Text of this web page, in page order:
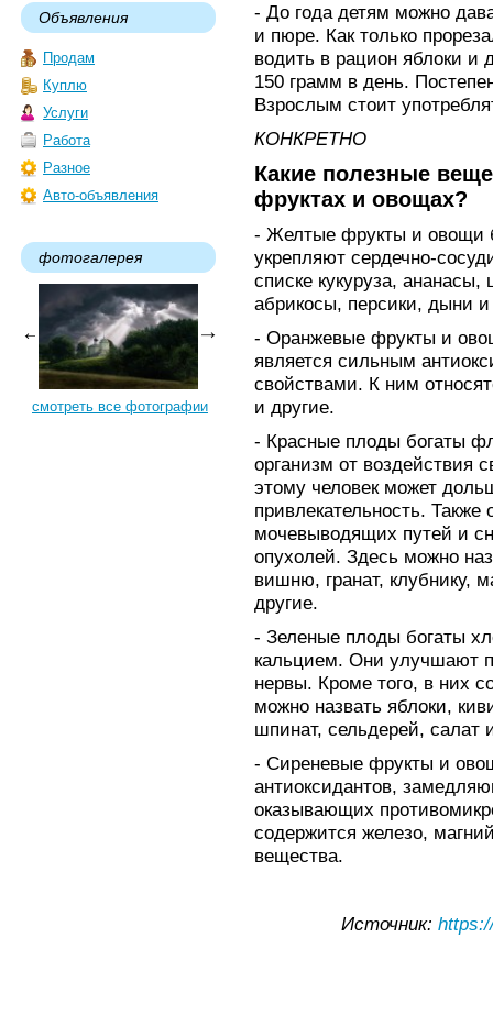
Объявления
Продам
Куплю
Услуги
Работа
Разное
Авто-объявления
фотогалерея
смотреть все фотографии
- До года детям можно
и пюре. Как только
водить в рацион яблоки и
150 грамм в день.
Взрослым стоит
КОНКРЕТНО
Какие полезные
фруктах и овощах?
- Желтые фрукты и овощи
укрепляют сердечно-
списке кукуруза, ананасы,
абрикосы, персики, дыни
- Оранжевые фрукты и
является сильным
свойствами. К ним
и другие.
- Красные плоды богаты
организм от воздействия
этому человек может
привлекательность.
мочевыводящих путей и
опухолей. Здесь можно
вишню, гранат, клубнику,
другие.
- Зеленые плоды богаты
кальцием. Они улучшают
нервы. Кроме того, в них
можно назвать яблоки,
шпинат, сельдерей, салат
- Сиреневые фрукты и
антиоксидантов,
оказывающих
содержится железо,
вещества.
Источник: